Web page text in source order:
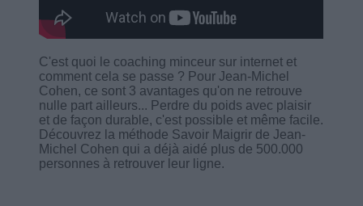
C'est quoi le coaching minceur sur internet et
comment cela se passe ? Pour Jean-Michel
Cohen, ce sont 3 avantages qu'on ne retrouve
nulle part ailleurs... Perdre du poids avec plaisir
et de façon durable, c'est possible et même facile.
Découvrez la méthode Savoir Maigrir de Jean-
Michel Cohen qui a déjà aidé plus de 500.000
personnes à retrouver leur ligne.